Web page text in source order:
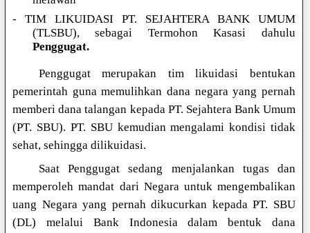
- TIM LIKUIDASI PT. SEJAHTERA BANK UMUM
(TLSBU), sebagai Termohon Kasasi dahulu
Penggugat.
Penggugat merupakan tim likuidasi bentukan
pemerintah guna memulihkan dana negara yang pernah
memberi dana talangan kepada PT. Sejahtera Bank Umum
(PT. SBU). PT. SBU kemudian mengalami kondisi tidak
sehat, sehingga dilikuidasi.
Saat Penggugat sedang menjalankan tugas dan
memperoleh mandat dari Negara untuk mengembalikan
uang Negara yang pernah dikucurkan kepada PT. SBU
(DL) melalui Bank Indonesia dalam bentuk dana